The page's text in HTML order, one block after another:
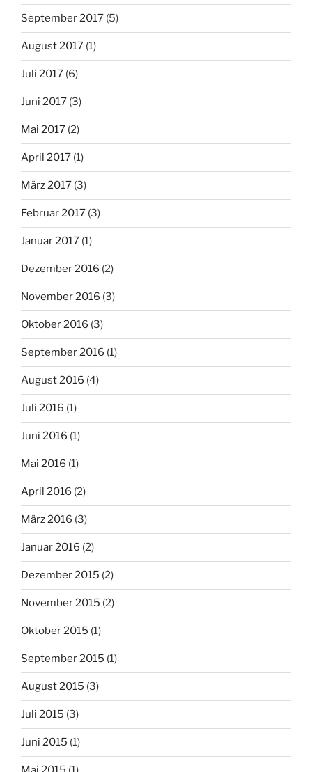
September 2017 (5)
August 2017 (1)
Juli 2017 (6)
Juni 2017 (3)
Mai 2017 (2)
April 2017 (1)
März 2017 (3)
Februar 2017 (3)
Januar 2017 (1)
Dezember 2016 (2)
November 2016 (3)
Oktober 2016 (3)
September 2016 (1)
August 2016 (4)
Juli 2016 (1)
Juni 2016 (1)
Mai 2016 (1)
April 2016 (2)
März 2016 (3)
Januar 2016 (2)
Dezember 2015 (2)
November 2015 (2)
Oktober 2015 (1)
September 2015 (1)
August 2015 (3)
Juli 2015 (3)
Juni 2015 (1)